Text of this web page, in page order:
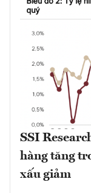
SSI
hàng tăng
xấu giảm